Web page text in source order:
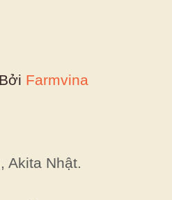
Bởi Farmvina
Akita Nhật.